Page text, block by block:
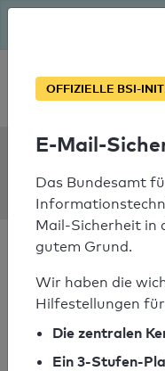
Soforthilfe bei
terminland.de
Ihr
OFFIZIELLE BSI-
E-Mail-
Das Bundesamt
Mail-Sicherheit in
gutem Grund.
Wir haben die
Hilfestellungen
Die zentralen
Ein 3-Stufen-